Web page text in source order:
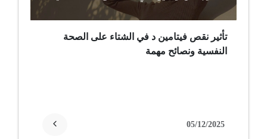
ثعلبة
ألزهايمر (مرض)
تأثير نقص فيتامين د في الشتاء على الصحة
النفسية ونصائح مهمة
05/12/2025